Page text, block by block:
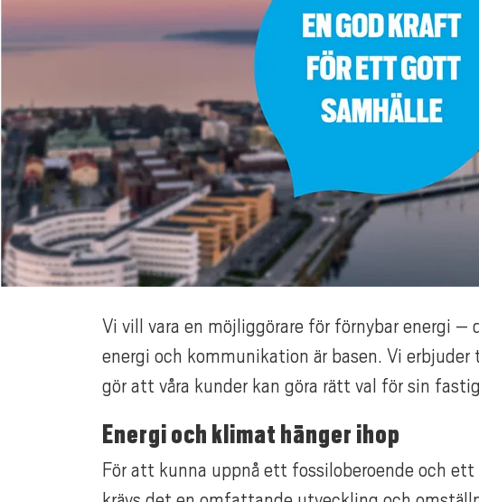
Vi vill vara en möjliggörare för förnybar energi –
energi och kommunikation är basen. Vi erbjuder
gör att våra kunder kan göra rätt val för sin
Energi och klimat hänger ihop
För att kunna uppnå ett fossiloberoende och